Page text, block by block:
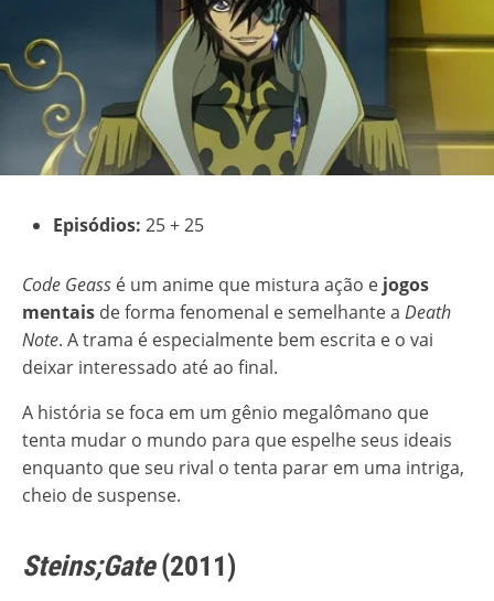
Episódios: 25 + 25
Code Geass é um anime que mistura ação e jogos
mentais de forma fenomenal e semelhante a Death
Note. A trama é especialmente bem escrita e o vai
deixar interessado até ao final.
A história se foca em um gênio megalômano que
tenta mudar o mundo para que espelhe seus ideais
enquanto que seu rival o tenta parar em uma intriga,
cheio de suspense.
Steins;Gate(2011)